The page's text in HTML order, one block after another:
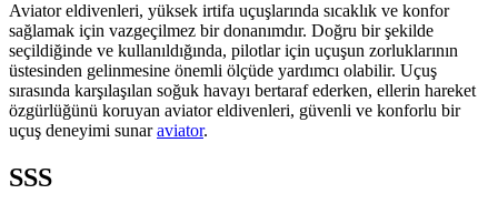
Aviator eldivenleri, yüksek irtifa uçuşlarında sıcaklık ve konfor
sağlamak için vazgeçilmez bir donanımdır. Doğru bir şekilde
seçildiğinde ve kullanıldığında, pilotlar için uçuşun zorluklarının
üstesinden gelinmesine önemli ölçüde yardımcı olabilir. Uçuş
sırasında karşılaşılan soğuk havayı bertaraf ederken, ellerin hareket
özgürlüğünü koruyan aviator eldivenleri, güvenli ve konforlu bir
uçuş deneyimi sunaraviator.
SSS